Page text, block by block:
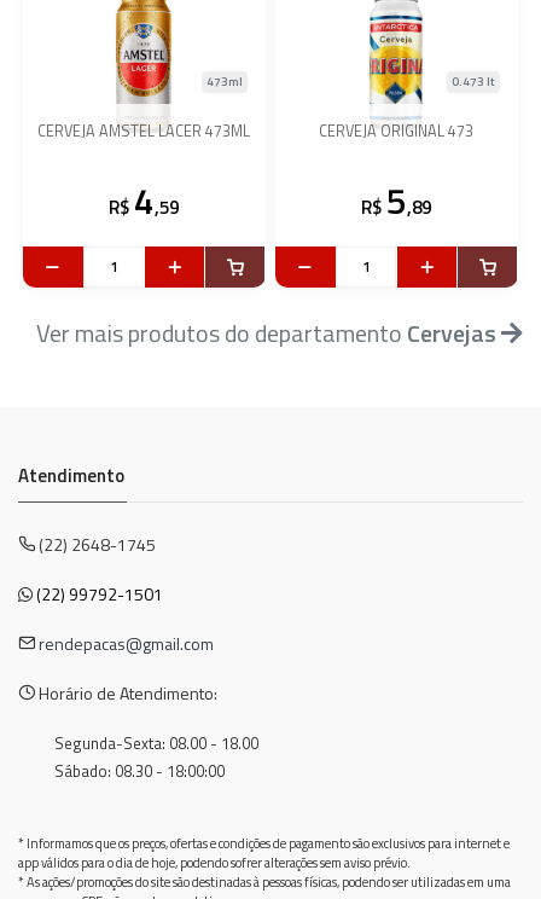
CERVEJA AMSTEL LACER 473ML
473ml
R$ 4,59
CERVEJA ORIGINAL 473
0.473 lt
R$ 5,89
Ver mais produtos do departamentoCervejas
Atendimento
(22) 2648-1745
(22) 99792-1501
rendepacas@gmail.com
Horário de Atendimento:
Segunda-Sexta: 08.00 - 18.00
Sábado: 08.30 - 18:00:00
* Informamos que os preços, ofertas e condições de pagamento são exclusivos para internet e
app válidos para o dia de hoje, podendo sofrer alterações sem aviso prévio.
* As ações/promoções do site são destinadas à pessoas físicas, podendo ser utilizadas em uma